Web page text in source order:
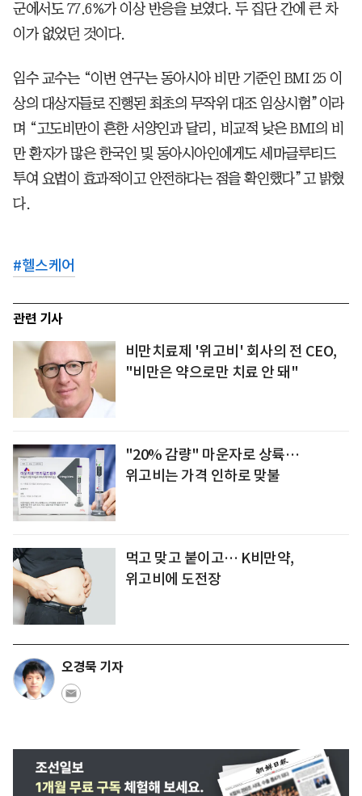
군에서도 77.6%가 이상 반응을 보였다. 두 집단 간에 큰 차
이가 없었던 것이다.
임수 교수는 “이번 연구는 동아시아 비만 기준인 BMI 25 이
상의 대상자들로 진행된 최초의 무작위 대조 임상시험”이라
며 “고도비만이 흔한 서양인과 달리, 비교적 낮은 BMI의 비
만 환자가 많은 한국인 및 동아시아인에게도 세마글루티드
투여 요법이 효과적이고 안전하다는 점을 확인했다”고 밝혔
다.
#헬스케어
관련 기사
비만치료제 '위고비' 회사의 전 CEO,
"비만은 약으로만 치료 안 돼"
"20% 감량" 마운자로 상륙…
위고비는 가격 인하로 맞불
먹고 맞고 붙이고… K비만약,
위고비에 도전장
오경묵 기자